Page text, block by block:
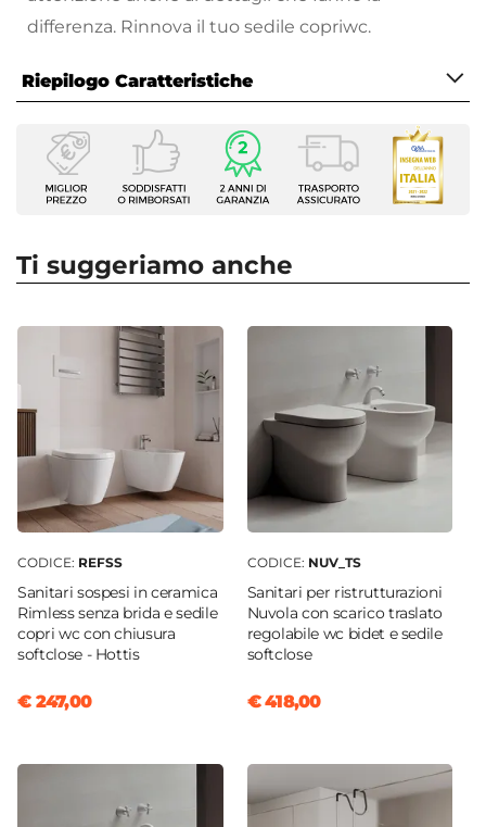
differenza. Rinnova il tuo sedile copriwc.
Riepilogo Caratteristiche
Caratteristiche
Tipologia
Avvolgente
Vaso a terra
Compatibilità Marca
Compatibilità Serie
Nuvola
|Skip
Larghezza
Profondità
44,8 cm
Colore
Soft close
Sedile
Incluso
Ti suggeriamo anche
CODICE: REFSS
Sanitari sospesi in ceramica
Rimless senza brida e sedile
copri wc con chiusura
softclose - Hottis
€ 247,00
CODICE: NUV_TS
Sanitari per ristrutturazioni
Nuvola con scarico traslato
regolabile wc bidet e sedile
softclose
€ 418,00